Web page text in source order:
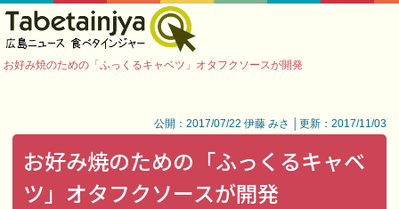
お好み焼のための「ふっくるキャベツ」オタフクソースが開発
公開：2017/07/22 伊藤 みさ │更新：2017/11/03
お好み焼のための「ふっくるキャベ
ツ」オタフクソースが開発